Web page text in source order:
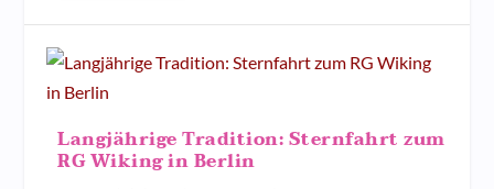
Langjährige Tradition: Sternfahrt zum
RG Wiking in Berlin